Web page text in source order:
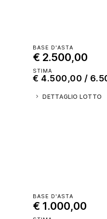
BASE D'ASTA
€ 2.500,00
STIMA
€ 4.500,00 /
DETTAGLIO LOTTO
BASE D'ASTA
€ 1.000,00